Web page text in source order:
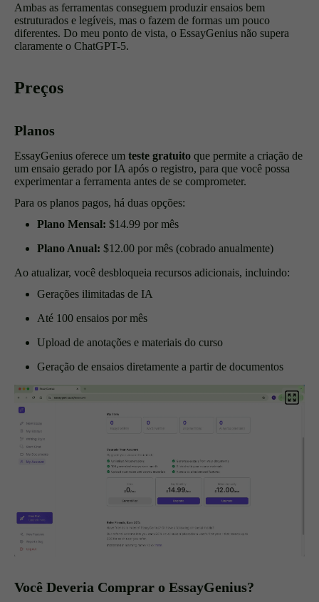
Ambas as ferramentas conseguem produzir ensaios bem
estruturados e legíveis, mas o fazem de formas um pouco
diferentes. Do meu ponto de vista, o EssayGenius não supera
claramente o ChatGPT-5.
Preços
Planos
EssayGenius oferece um teste gratuito que permite a criação de
um ensaio gerado por IA após o registro, para que você possa
experimentar a ferramenta antes de se comprometer.
Para os planos pagos, há duas opções:
Plano Mensal: $14.99 por mês
Plano Anual: $12.00 por mês (cobrado anualmente)
Ao atualizar, você desbloqueia recursos adicionais, incluindo:
Gerações ilimitadas de IA
Até 100 ensaios por mês
Upload de anotações e materiais do curso
Geração de ensaios diretamente a partir de documentos
Você Deveria Comprar o EssayGenius?